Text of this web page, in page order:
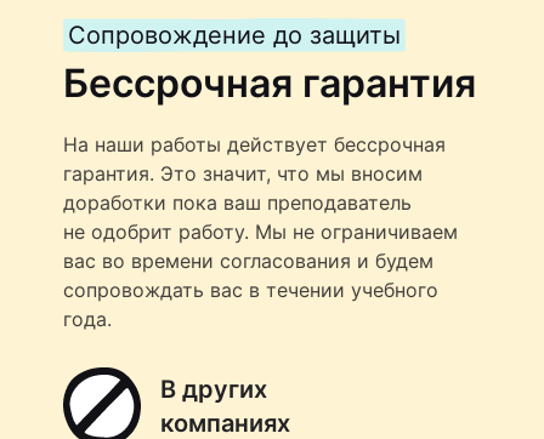
Сопровождение до защиты
Бессрочная гарантия
На наши работы действует бессрочная
гарантия. Это значит, что мы вносим
доработки пока ваш преподаватель
не одобрит работу. Мы не ограничиваем
вас во времени согласования и будем
сопровождать вас в течении учебного
года.
В других
компаниях